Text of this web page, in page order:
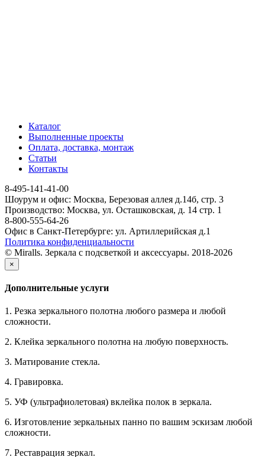
Каталог
Выполненные проекты
Оплата, доставка, монтаж
Статьи
Контакты
8-495-141-41-00
Шоурум и офис: Москва, Березовая аллея д.14б, стр. 3
Производство: Москва, ул. Осташковская, д. 14 стр. 1
8-800-555-64-26
Офис в Санкт-Петербурге: ул. Артиллерийская д.1
Политика конфиденциальности
© Miralls. Зеркала с подсветкой и аксессуары. 2018-2026
×
Дополнительные услуги
1. Резка зеркального полотна любого размера и любой
сложности.
2. Клейка зеркального полотна на любую поверхность.
3. Матирование стекла.
4. Гравировка.
5. УФ (ультрафиолетовая) вклейка полок в зеркала.
6. Изготовление зеркальных панно по вашим эскизам любой
сложности.
7. Реставрация зеркал.